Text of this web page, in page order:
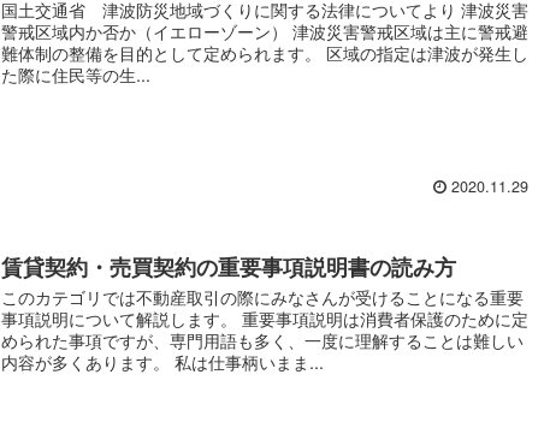
国土交通省 津波防災地域づくりに関する法律についてより 津波災害
警戒区域内か否か（イエローゾーン） 津波災害警戒区域は主に警戒避
難体制の整備を目的として定められます。 区域の指定は津波が発生し
た際に住民等の生...
2020.11.29
賃貸契約・売買契約の重要事項説明書の読み方
このカテゴリでは不動産取引の際にみなさんが受けることになる重要
事項説明について解説します。 重要事項説明は消費者保護のために定
められた事項ですが、専門用語も多く、一度に理解することは難しい
内容が多くあります。 私は仕事柄いまま...